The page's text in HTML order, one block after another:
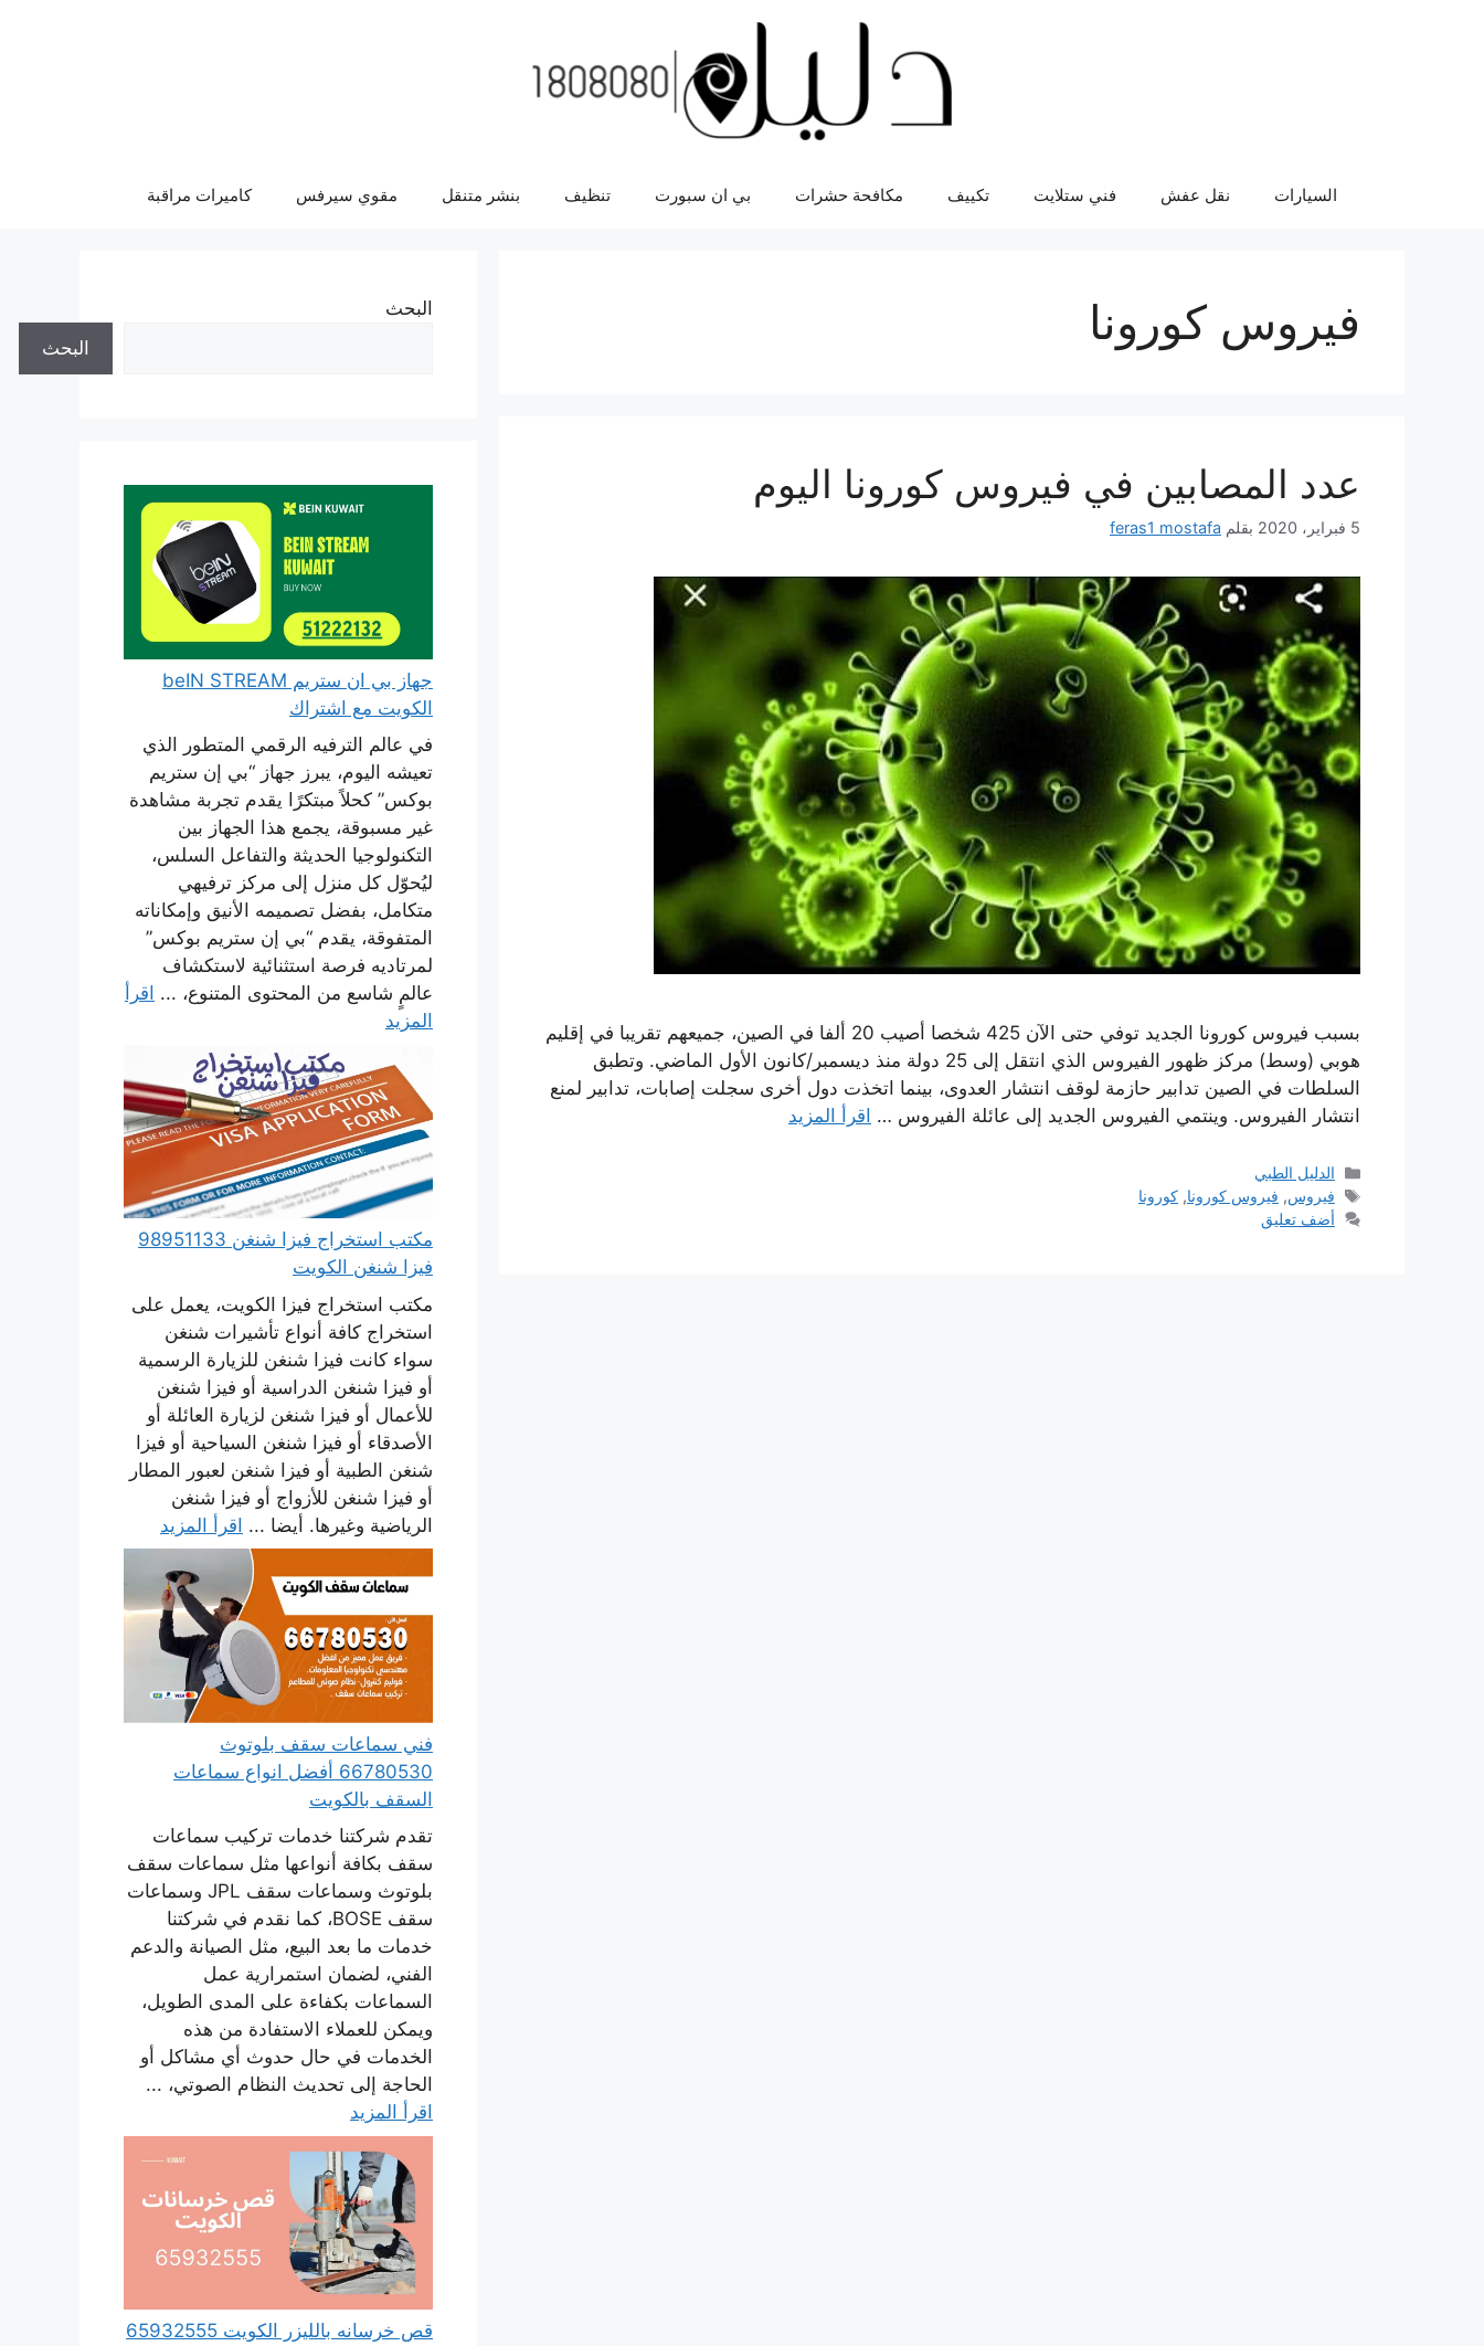
السيارات نقل عفش فني ستلايت تكييف مكافحة حشرات بي ان سبورت تنظيف بنشر متنقل مقوي سيرفس كاميرات مراقبة
فيروس كورونا
عدد المصابين في فيروس كورونا اليوم
5 فبراير، 2020 بقلم feras1 mostafa
بسبب فيروس كورونا الجديد توفي حتى الآن 425 شخصا أصيب 20 ألفا في الصين، جميعهم تقريبا في إقليم
هوبي (وسط) مركز ظهور الفيروس الذي انتقل إلى 25 دولة منذ ديسمبر/كانون الأول الماضي. وتطبق
السلطات في الصين تدابير حازمة لوقف انتشار العدوى، بينما اتخذت دول أخرى سجلت إصابات، تدابير لمنع
انتشار الفيروس. وينتمي الفيروس الجديد إلى عائلة الفيروس … اقرأ المزيد
التصنيفات
الدليل الطبي
الوسوم
فيروس, فيروس كورونا,كورونا
أضف تعليق
البحث
البحث
جهاز بي ان ستريم beIN STREAM
الكويت مع اشتراك
في عالم الترفيه الرقمي المتطور الذي
تعيشه اليوم، يبرز جهاز “بي إن ستريم
بوكس” كحلاً مبتكرًا يقدم تجربة مشاهدة
غير مسبوقة، يجمع هذا الجهاز بين
التكنولوجيا الحديثة والتفاعل السلس،
ليُحوّل كل منزل إلى مركز ترفيهي
متكامل، بفضل تصميمه الأنيق وإمكاناته
المتفوقة، يقدم “بي إن ستريم بوكس”
لمرتاديه فرصة استثنائية لاستكشاف
عالمٍ شاسع من المحتوى المتنوع، ... اقرأ
المزيد
مكتب استخراج فيزا شنغن 98951133
فيزا شنغن الكويت
مكتب استخراج فيزا الكويت، يعمل على
استخراج كافة أنواع تأشيرات شنغن
سواء كانت فيزا شنغن للزيارة الرسمية
أو فيزا شنغن الدراسية أو فيزا شنغن
للأعمال أو فيزا شنغن لزيارة العائلة أو
الأصدقاء أو فيزا شنغن السياحية أو فيزا
شنغن الطبية أو فيزا شنغن لعبور المطار
أو فيزا شنغن للأزواج أو فيزا شنغن
الرياضية وغيرها. أيضا ... اقرأ المزيد
فني سماعات سقف بلوتوث
66780530 أفضل انواع سماعات
السقف بالكويت
تقدم شركتنا خدمات تركيب سماعات
سقف بكافة أنواعها مثل سماعات سقف
بلوتوث وسماعات سقف JPL وسماعات
سقف BOSE، كما نقدم في شركتنا
خدمات ما بعد البيع، مثل الصيانة والدعم
الفني، لضمان استمرارية عمل
السماعات بكفاءة على المدى الطويل،
ويمكن للعملاء الاستفادة من هذه
الخدمات في حال حدوث أي مشاكل أو
الحاجة إلى تحديث النظام الصوتي، ...
اقرأ المزيد
قص خرسانه بالليزر الكويت 65932555